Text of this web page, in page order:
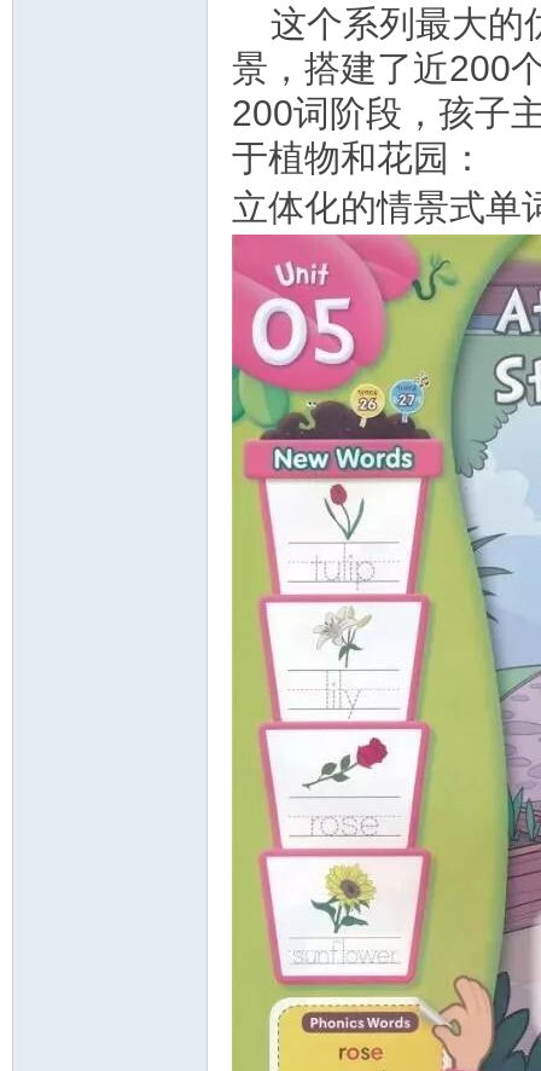
这个系列最大的
景，搭建了近200
200词阶段，孩子
于植物和花园：
立体化的情景式单